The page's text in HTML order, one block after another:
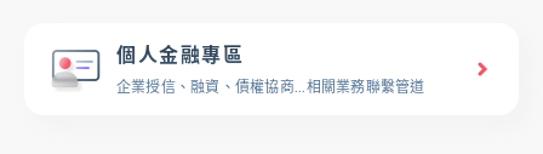
個人金融專區
企業授信、融資、債權協商...相關業務聯繫管道